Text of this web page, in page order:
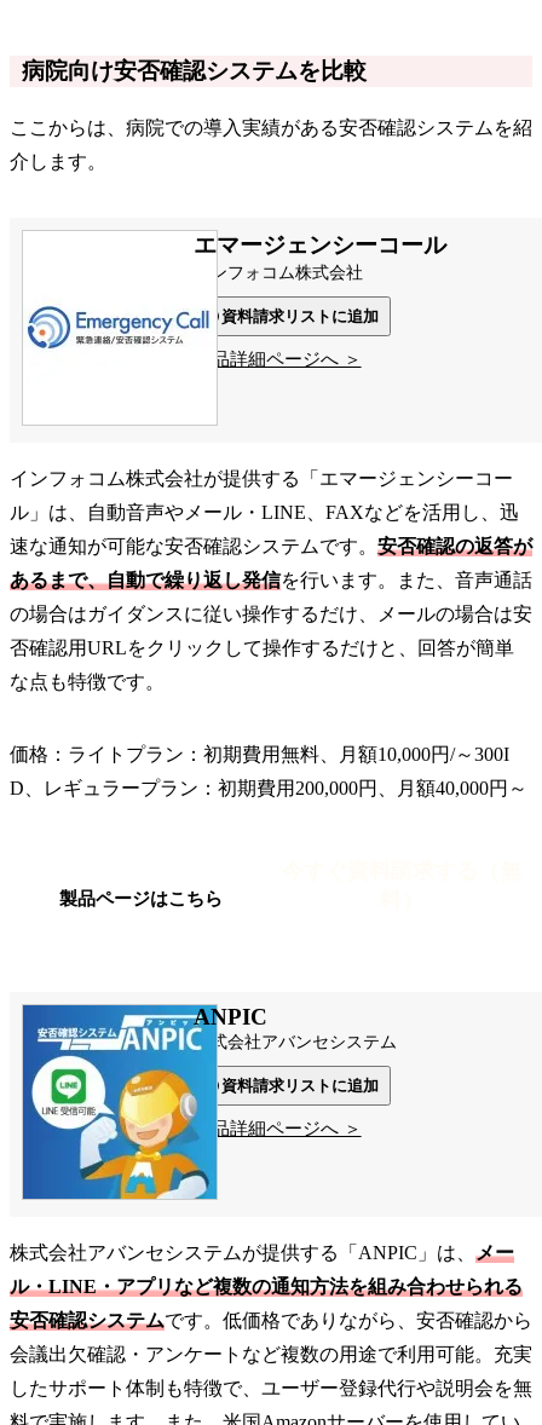
病院向け安否確認システムを比較
ここからは、病院での導入実績がある安否確認システムを紹
介します。
エマージェンシーコール
インフォコム株式会社
資料請求リストに追加
製品詳細ページへ ＞
インフォコム株式会社が提供する「エマージェンシーコー
ル」は、自動音声やメール・LINE、FAXなどを活用し、迅
速な通知が可能な安否確認システムです。 安否確認の返答が
あるまで、自動で繰り返し発信を行います。また、音声通話
の場合はガイダンスに従い操作するだけ、メールの場合は安
否確認用URLをクリックして操作するだけと、回答が簡単
な点も特徴です。
価格：ライトプラン：初期費用無料、月額10,000円/～300I
D、レギュラープラン：初期費用200,000円、月額40,000円～
製品ページはこちら
ANPIC
株式会社アバンセシステム
資料請求リストに追加
製品詳細ページへ ＞
株式会社アバンセシステムが提供する「ANPIC」は、 メー
ル・LINE・アプリなど複数の通知方法を組み合わせられる
安否確認システムです。低価格でありながら、安否確認から
会議出欠確認・アンケートなど複数の用途で利用可能。充実
したサポート体制も特徴で、ユーザー登録代行や説明会を無